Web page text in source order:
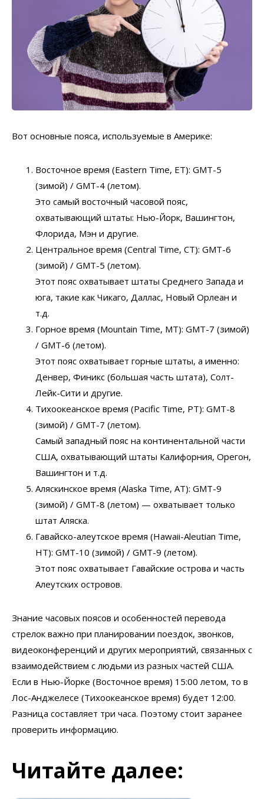
Вот основные пояса, используемые в Америке:
Восточное время (Eastern Time, ET): GMT-5
(зимой) / GMT-4 (летом).
Это самый восточный часовой пояс,
охватывающий штаты: Нью-Йорк, Вашингтон,
Флорида, Мэн и другие.
Центральное время (Central Time, CT): GMT-6
(зимой) / GMT-5 (летом).
Этот пояс охватывает штаты Среднего Запада и
юга, такие как Чикаго, Даллас, Новый Орлеан и
т.д.
Горное время (Mountain Time, MT): GMT-7 (зимой)
/ GMT-6 (летом).
Этот пояс охватывает горные штаты, а именно:
Денвер, Финикс (большая часть штата), Солт-
Лейк-Сити и другие.
Тихоокеанское время (Pacific Time, PT): GMT-8
(зимой) / GMT-7 (летом).
Самый западный пояс на континентальной части
США, охватывающий штаты Калифорния, Орегон,
Вашингтон и т.д.
Аляскинское время (Alaska Time, AT): GMT-9
(зимой) / GMT-8 (летом) — охватывает только
штат Аляска.
Гавайско-алеутское время (Hawaii-Aleutian Time,
HT): GMT-10 (зимой) / GMT-9 (летом).
Этот пояс охватывает Гавайские острова и часть
Алеутских островов.
Знание часовых поясов и особенностей перевода
стрелок важно при планировании поездок, звонков,
видеоконференций и других мероприятий, связанных с
взаимодействием с людьми из разных частей США.
Если в Нью-Йорке (Восточное время) 15:00 летом, то в
Лос-Анджелесе (Тихоокеанское время) будет 12:00.
Разница составляет три часа. Поэтому стоит заранее
проверить информацию.
Читайте далее: